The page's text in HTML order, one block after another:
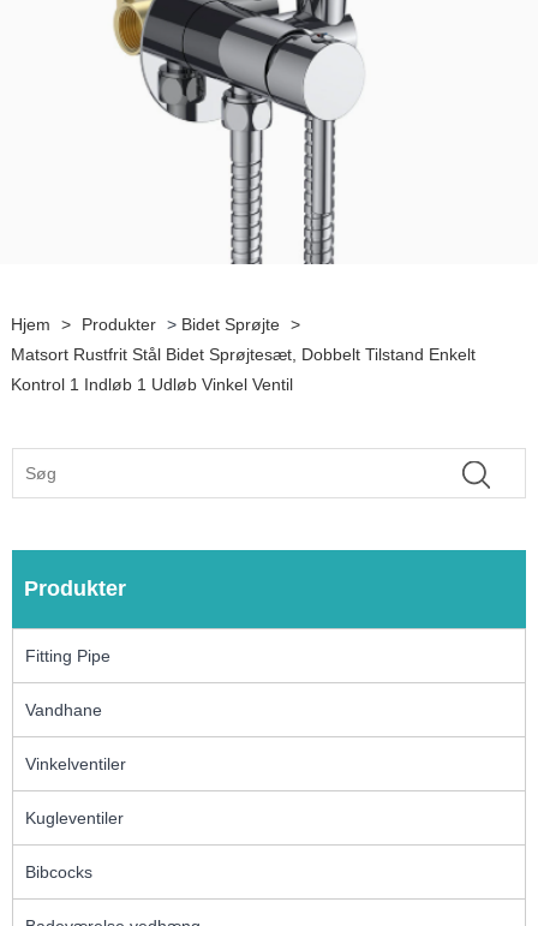
Hjem > Produkter > Bidet Sprøjte >
Matsort Rustfrit Stål Bidet Sprøjtesæt, Dobbelt Tilstand Enkelt
Kontrol 1 Indløb 1 Udløb Vinkel Ventil
Produkter
Fitting Pipe
Vandhane
Vinkelventiler
Kugleventiler
Bibcocks